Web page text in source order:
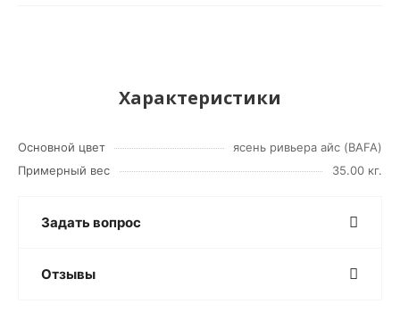
Характеристики
Основной цвет
ясень ривьера айс (BAFA)
Примерный вес
35.00 кг.
Задать вопрос
Отзывы